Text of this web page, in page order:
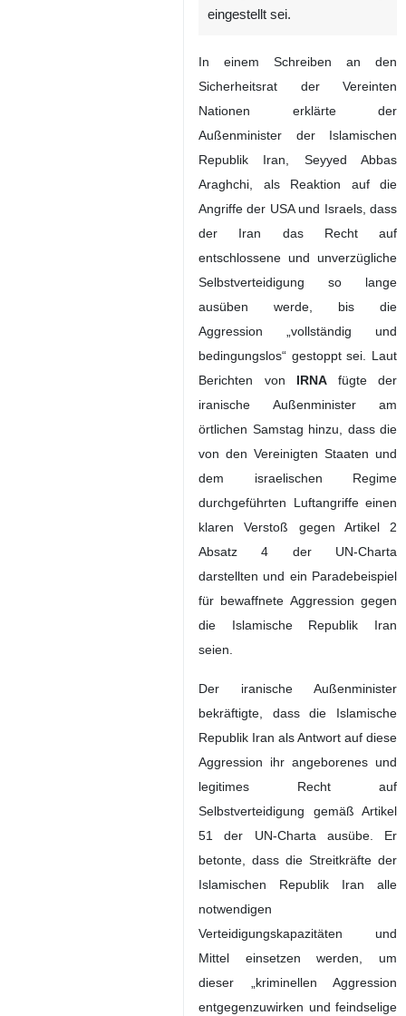
eingestellt sei.
In einem Schreiben an den
Sicherheitsrat der Vereinten
Nationen erklärte der
Außenminister der Islamischen
Republik Iran, Seyyed Abbas
Araghchi, als Reaktion auf die
Angriffe der USA und Israels, dass
der Iran das Recht auf
entschlossene und unverzügliche
Selbstverteidigung so lange
ausüben werde, bis die
Aggression „vollständig und
bedingungslos“ gestoppt sei. Laut
Berichten von IRNA fügte der
iranische Außenminister am
örtlichen Samstag hinzu, dass die
von den Vereinigten Staaten und
dem israelischen Regime
durchgeführten Luftangriffe einen
klaren Verstoß gegen Artikel 2
Absatz 4 der UN-Charta
darstellten und ein Paradebeispiel
für bewaffnete Aggression gegen
die Islamische Republik Iran
seien.
Der iranische Außenminister
bekräftigte, dass die Islamische
Republik Iran als Antwort auf diese
Aggression ihr angeborenes und
legitimes Recht auf
Selbstverteidigung gemäß Artikel
51 der UN-Charta ausübe. Er
betonte, dass die Streitkräfte der
Islamischen Republik Iran alle
notwendigen
Verteidigungskapazitäten und
Mittel einsetzen werden, um
dieser „kriminellen Aggression
entgegenzuwirken und feindselige